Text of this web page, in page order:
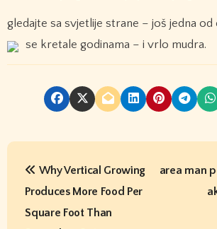
gledajte sa svjetlije strane – još jedna od
se kretale godinama – i vrlo mudra.
P
Why Vertical Growing
Produces More Food Per
Square Foot Than
area man